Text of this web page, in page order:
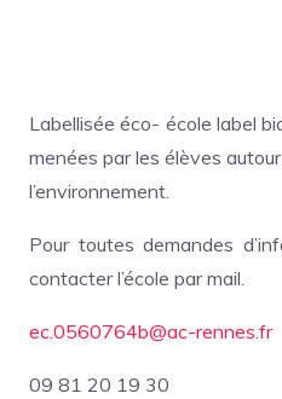
Labellisée éco- école label
menées par les élèves
l’environnement.
Pour toutes demandes
contacter l’école par mail.
ec.0560764b@ac-rennes.fr
09 81 20 19 30